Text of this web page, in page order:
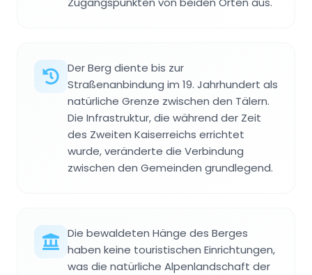
Der Berg diente bis zur
Straßenanbindung im 19. Jahrhundert als
natürliche Grenze zwischen den Tälern.
Die Infrastruktur, die während der Zeit
des Zweiten Kaiserreichs errichtet
wurde, veränderte die Verbindung
zwischen den Gemeinden grundlegend.
Die bewaldeten Hänge des Berges
haben keine touristischen Einrichtungen,
was die natürliche Alpenlandschaft der